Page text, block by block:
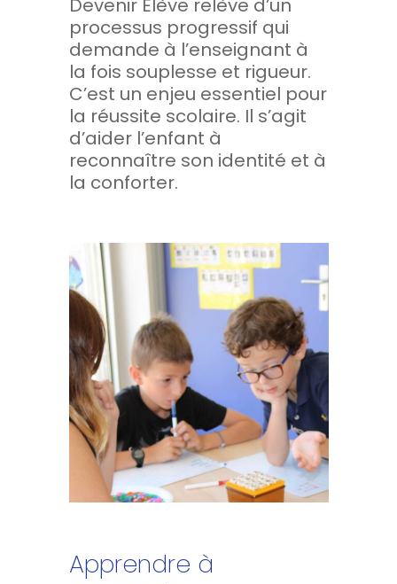
Devenir Elève relève d’un
processus progressif qui
demande à l’enseignant à
la fois souplesse et rigueur.
C’est un enjeu essentiel pour
la réussite scolaire. Il s’agit
d’aider l’enfant à
reconnaître son identité et à
la conforter.
Apprendre à